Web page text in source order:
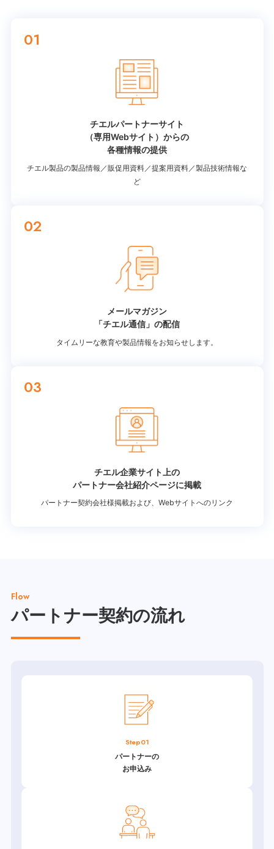
01
チエルパートナーサイト
（専用Webサイト）からの
各種情報の提供
チエル製品の製品情報／販促用資料／提案用資料／製品技術情報な
ど
02
メールマガジン
「チエル通信」の配信
タイムリーな教育や製品情報をお知らせします。
03
チエル企業サイト上の
パートナー会社紹介ページに掲載
パートナー契約会社様掲載および、Webサイトへのリンク
Flow
パートナー契約の流れ
Step01
パートナーの
お申込み